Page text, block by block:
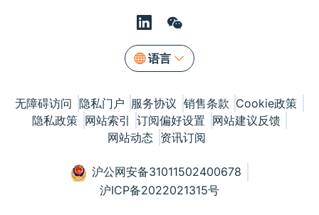
语言
无障碍访问 隐私门户 服务协议 销售条款 Cookie政策
隐私政策 网站索引 订阅偏好设置 网站建议反馈
网站动态 资讯订阅
沪公网安备31011502400678
沪ICP备2022021315号